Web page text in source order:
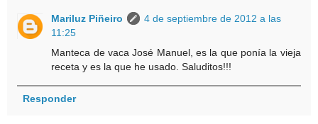
Mariluz Piñeiro
4 de septiembre de 2012 a las
11:25
Manteca de vaca José Manuel, es la que ponía la vieja
receta y es la que he usado. Saluditos!!!
Responder